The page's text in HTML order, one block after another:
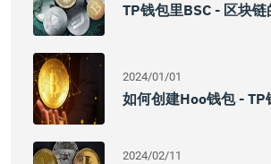
TP钱包里BSC - 区块
2024/01/01
如何创建Hoo钱包 - TP
2024/02/11